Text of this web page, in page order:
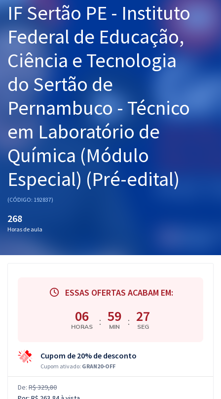
Cursos 20% OFF
Pós
Graduação
OAB
Questões grátis
Conteúdo gratuito
Blog
Aprovados
IF Sertão PE - Instituto
Federal de Educação,
Ciência e Tecnologia
do Sertão de
Pernambuco - Técnico
em Laboratório de
Química (Módulo
Especial) (Pré-edital)
(CÓDIGO: 192837)
268
Horas de aula
ESSAS OFERTAS ACABAM EM:
06
HORAS : 59
MIN : 26
SEG
Cupom de 20% de desconto
Cupom ativado: GRAN20-OFF
De: R$ 329,80